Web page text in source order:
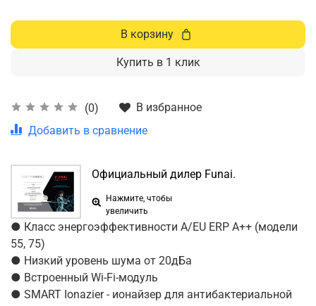
(0)
В избранное
Добавить в сравнение
В корзину
Купить в 1 клик
Официальный дилер Funai.
Нажмите, чтобы
увеличить
● Класс энергоэффективности А/EU ERP A++ (модели
55, 75)
● Низкий уровень шума от 20дБа
● Встроенный Wi-Fi-модуль
● SMART Ionazier - ионайзер для антибактериальной